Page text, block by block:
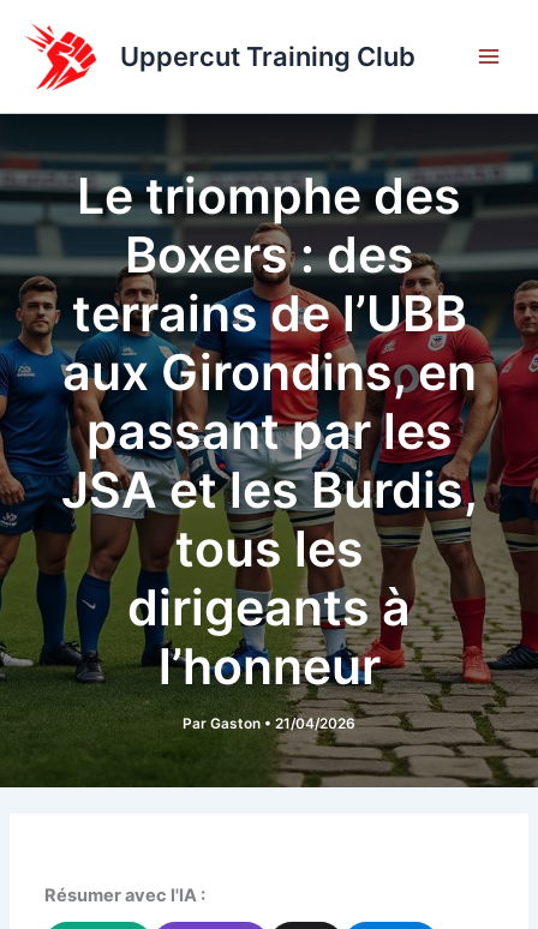
contenu
Uppercut Training Club
Le triomphe des
Boxers : des
terrains de l’UBB
aux Girondins, en
passant par les
JSA et les Burdis,
tous les
dirigeants à
l’honneur
Par Gaston •21/04/2026
Résumer avec l'IA :